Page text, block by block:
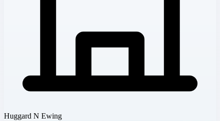
Huggard N Ewing